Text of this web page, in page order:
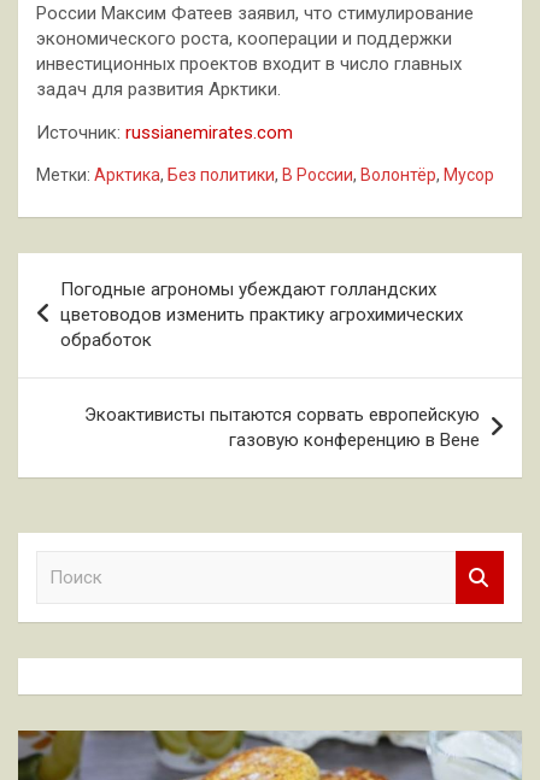
России Максим Фатеев заявил, что стимулирование
экономического роста, кооперации и поддержки
инвестиционных проектов входит в число главных
задач для развития Арктики.
Источник: russianemirates.com
Метки: Арктика, Без политики, В России, Волонтёр, Мусор
по
записям
Погодные агрономы убеждают голландских
цветоводов изменить практику агрохимических
обработок
Экоактивисты пытаются сорвать европейскую
газовую конференцию в Вене
к